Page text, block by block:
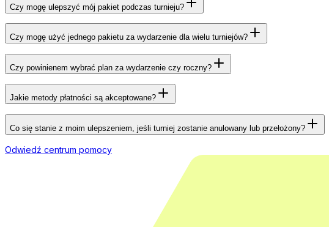
Czy mogę ulepszyć mój pakiet podczas turnieju?
Czy mogę użyć jednego pakietu za wydarzenie dla wielu turniejów?
Czy powinienem wybrać plan za wydarzenie czy roczny?
Jakie metody płatności są akceptowane?
Co się stanie z moim ulepszeniem, jeśli turniej zostanie anulowany lub przełożony?
Odwiedź centrum pomocy